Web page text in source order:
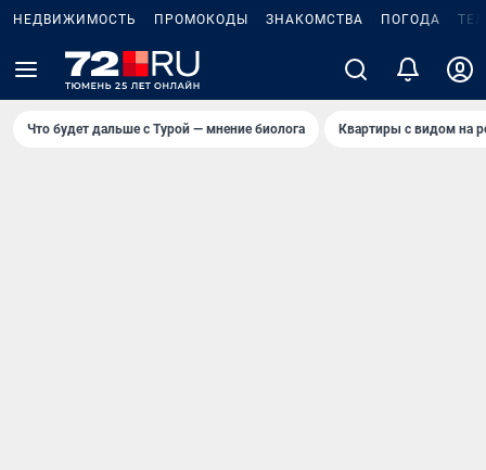
НЕДВИЖИМОСТЬ ПРОМОКОДЫ ЗНАКОМСТВА ПОГОДА
Что будет дальше с Турой — мнение биолога Квартиры с видом на